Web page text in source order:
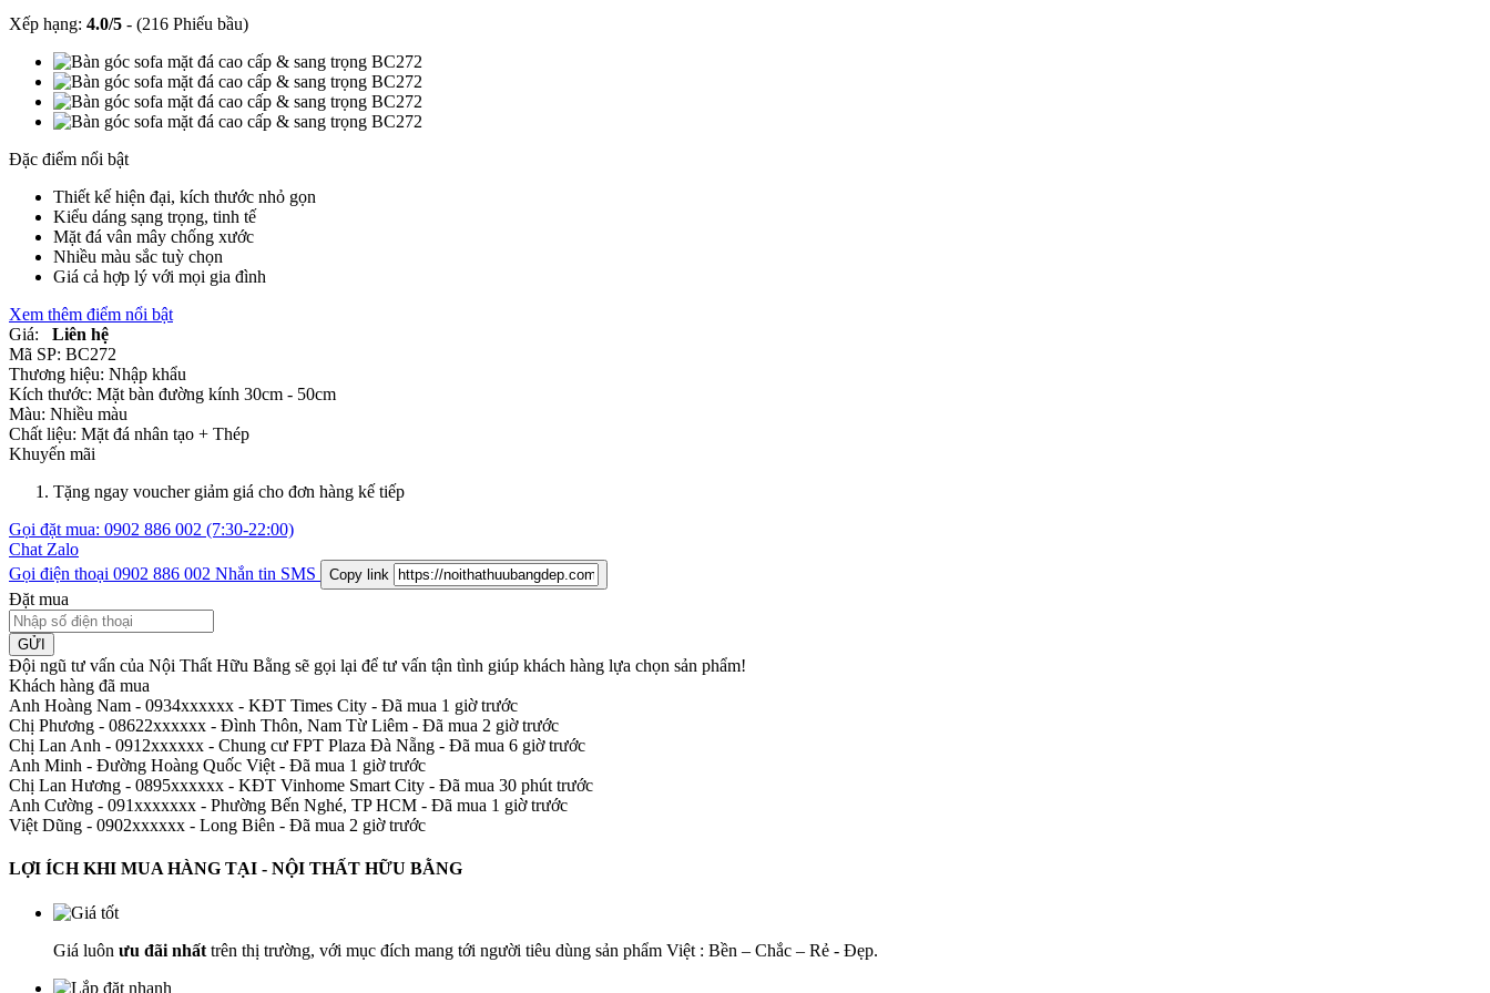
Xếp hạng: 4.0/5 - (216 Phiếu bầu)
Đặc điểm nổi bật
Thiết kế hiện đại, kích thước nhỏ gọn
Kiểu dáng sạng trọng, tinh tế
Mặt đá vân mây chống xước
Nhiều màu sắc tuỳ chọn
Giá cả hợp lý với mọi gia đình
Xem thêm điểm nổi bật
Giá:
Liên hệ
Mã SP: BC272
Thương hiệu: Nhập khẩu
Kích thước: Mặt bàn đường kính 30cm - 50cm
Màu: Nhiều màu
Chất liệu: Mặt đá nhân tạo + Thép
Khuyến mãi
Tặng ngay voucher giảm giá cho đơn hàng kế tiếp
Gọi đặt mua: 0902 886 002 (7:30-22:00)
Chat Zalo
Gọi điện thoại 0902 886 002 Nhắn tin SMS Copy link
Đặt mua
GỬI
Đội ngũ tư vấn của Nội Thất Hữu Bằng sẽ gọi lại để tư vấn tận tình giúp khách hàng lựa chọn sản phẩm!
Khách hàng đã mua
Anh Hoàng Nam - 0934xxxxxx - KĐT Times City - Đã mua 1 giờ trước
Chị Phương - 08622xxxxxx - Đình Thôn, Nam Từ Liêm - Đã mua 2 giờ trước
Chị Lan Anh - 0912xxxxxx - Chung cư FPT Plaza Đà Nẵng - Đã mua 6 giờ trước
Anh Minh - Đường Hoàng Quốc Việt - Đã mua 1 giờ trước
Chị Lan Hương - 0895xxxxxx - KĐT Vinhome Smart City - Đã mua 30 phút trước
Anh Cường - 091xxxxxxx - Phường Bến Nghé, TP HCM - Đã mua 1 giờ trước
Việt Dũng - 0902xxxxxx - Long Biên - Đã mua 2 giờ trước
LỢI ÍCH KHI MUA HÀNG TẠI - NỘI THẤT HỮU BẰNG
Giá luôn ưu đãi nhất trên thị trường, với mục đích mang tới người tiêu dùng sản phẩm Việt : Bền – Chắc – Rẻ - Đẹp.